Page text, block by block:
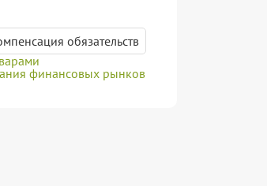
обязательств
финансовых рынков